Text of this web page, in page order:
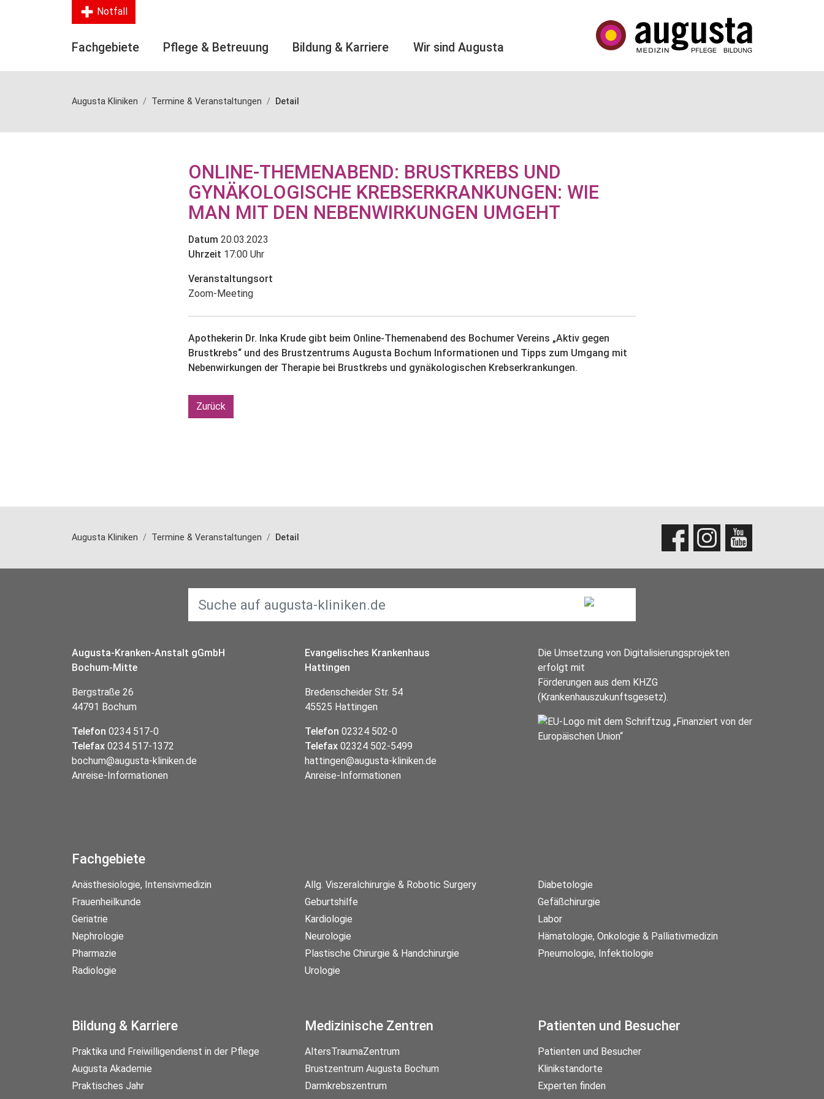
Notfall
Fachgebiete Pflege & Betreuung Bildung & Karriere Wir sind Augusta
Augusta Kliniken Termine & Veranstaltungen Detail
ONLINE-THEMENABEND: BRUSTKREBS UND
GYNÄKOLOGISCHE KREBSERKRANKUNGEN: WIE
MAN MIT DEN NEBENWIRKUNGEN UMGEHT
Datum 20.03.2023
Uhrzeit 17:00 Uhr
Veranstaltungsort
Zoom-Meeting
Apothekerin Dr. Inka Krude gibt beim Online-Themenabend des Bochumer Vereins „Aktiv gegen
Brustkrebs“ und des Brustzentrums Augusta Bochum Informationen und Tipps zum Umgang mit
Nebenwirkungen der Therapie bei Brustkrebs und gynäkologischen Krebserkrankungen.
Zurück
Augusta Kliniken Termine & Veranstaltungen Detail
Augusta-Kranken-Anstalt gGmbH
Bochum-Mitte
Bergstraße 26
44791 Bochum
Telefon 0234 517-0
Telefax 0234 517-1372
bochum@augusta-kliniken.de
Anreise-Informationen
Evangelisches Krankenhaus
Hattingen
Bredenscheider Str. 54
45525 Hattingen
Telefon 02324 502-0
Telefax02324 502-5499
hattingen@augusta-kliniken.de
Anreise-Informationen
Die Umsetzung von Digitalisierungsprojekten
erfolgt mit
Förderungen aus dem KHZG
(Krankenhauszukunftsgesetz).
Fachgebiete
Anästhesiologie, Intensivmedizin Allg. Viszeralchirurgie & Robotic Surgery
Diabetologie
Frauenheilkunde
Geburtshilfe
Gefäßchirurgie
Geriatrie
Kardiologie
Labor
Nephrologie
Neurologie
Hämatologie, Onkologie & Palliativmedizin
Pharmazie
Plastische Chirurgie & Handchirurgie
Pneumologie, Infektiologie
Radiologie
Urologie
Bildung & Karriere
Praktika und Freiwilligendienst in der Pflege
Augusta Akademie
Praktisches Jahr
Medizinische Zentren
AltersTraumaZentrum
Brustzentrum Augusta Bochum
Darmkrebszentrum
Patienten und Besucher
Patienten und Besucher
Klinikstandorte
Experten finden